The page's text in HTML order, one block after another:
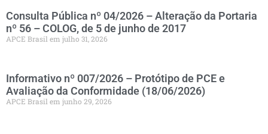
Consulta Pública nº 04/2026 – Alteração da Portaria
nº 56 – COLOG, de 5 de junho de 2017
APCE Brasil julho 31, 2026
Informativo nº 007/2026 – Protótipo de PCE e
Avaliação da Conformidade (18/06/2026)
APCE Brasil junho 29, 2026